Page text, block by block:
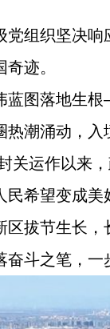
组织坚决
迹。
蓝图落地生
热潮涌动，
关运作以来
民希望变成
区拔节生长
斗之笔，